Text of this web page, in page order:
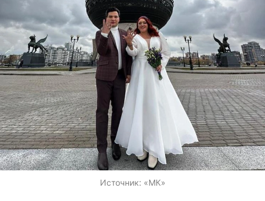
Источник: «МК»